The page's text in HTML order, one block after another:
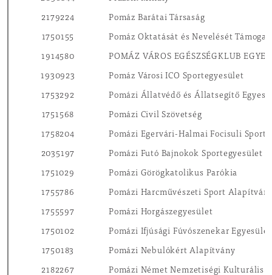
2179224 Pomáz Barátai Társaság
1750155 Pomáz Oktatását és Nevelését
1914580 POMÁZ VÁROS EGÉSZSÉGKLUB
1930923 Pomáz Városi ICO Sportegyesület
1753292 Pomázi Állatvédő és Állatsegítő
1751568 Pomázi Civil Szövetség
1758204 Pomázi Egervári-Halmai Focisuli Sport
2035197 Pomázi Futó Bajnokok Sportegyesület
1751029 Pomázi Görögkatolikus Parókia
1755786 Pomázi Harcművészeti Sport
1755597 Pomázi Horgászegyesület
1750102 Pomázi Ifjúsági Fúvószenekar Egyesület
1750183 Pomázi Nebulókért Alapítvány
2182267 Pomázi Német Nemzetiségi Kulturális